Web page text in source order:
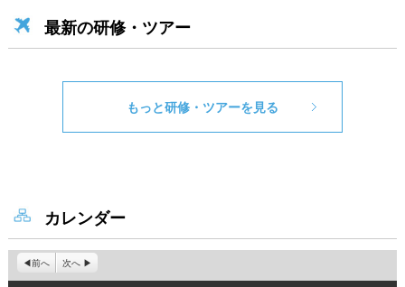
最新の研修・ツアー
もっと研修・ツアーを見る
カレンダー
前へ 次へ